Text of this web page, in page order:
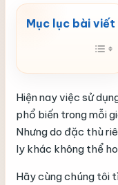
Hiện nay việc sử
phổ biến trong mỗi
Nhưng do đặc thù
ly khác không thể
Hãy cùng chúng tôi